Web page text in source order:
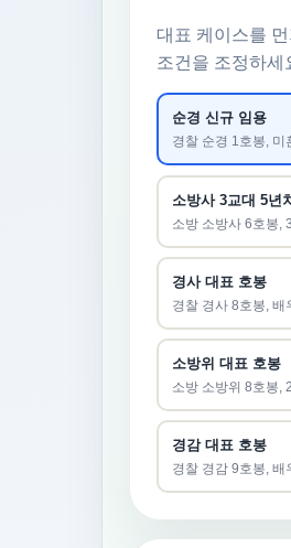
대표 케이스를
조건을 조정하세
순경 신규 임용
경찰 순경 1호봉, 미
소방사 3교대 5년
소방 소방사 6호봉,
경사 대표 호봉
경찰 경사 8호봉, 배
소방위 대표 호봉
소방 소방위 8호봉,
경감 대표 호봉
경찰 경감 9호봉, 배